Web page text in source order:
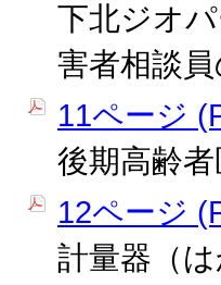
下北ジオ
害者相談
11ページ
後期高齢
12ページ
計量器（